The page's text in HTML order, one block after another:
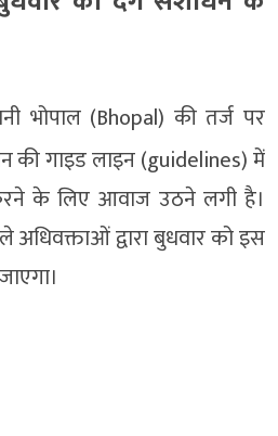
भोपाल (Bhopal) की तर्ज पर
की गाइड लाइन (guidelines) में
के लिए आवाज उठने लगी है।
द्वारा बुधवार को इस